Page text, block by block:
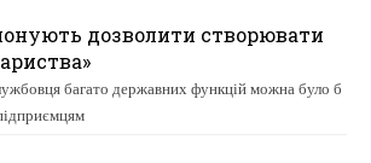
дозволити створювати
багато державних функцій можна було б